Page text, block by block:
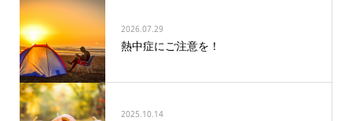
2026.07.29
熱中症にご注意を！
2025.10.14